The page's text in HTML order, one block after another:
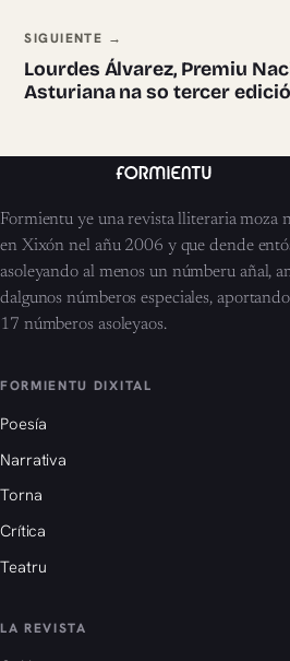
SIGUIENTE →
Lourdes Álvarez, Premiu
Asturiana na so tercer
Formientu ye una revista lliteraria moza
en Xixón nel añu 2006 y que dende
asoleyando al menos un númberu añal,
dalgunos númberos especiales,
17 númberos asoleyaos.
FORMIENTU DIXITAL
Poesía
Narrativa
Torna
Crítica
Teatru
LA REVISTA